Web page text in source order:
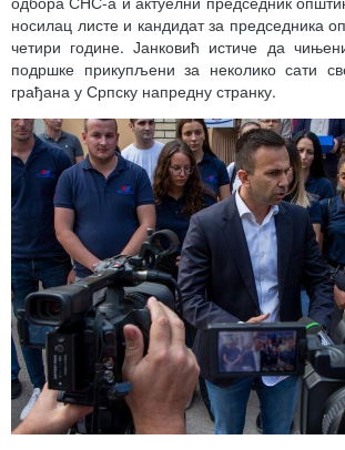
носилац листе и кандидат за председника
четири године. Јанковић истиче да
подршке прикупљени за неколико сати
грађана у Српску напредну странку.